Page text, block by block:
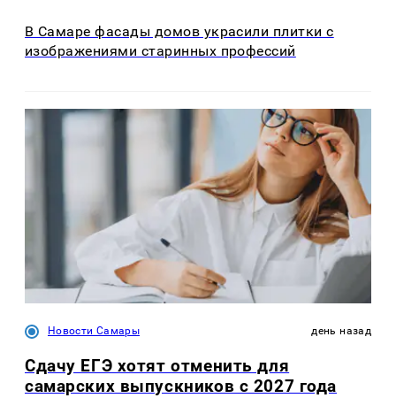
В Самаре фасады домов украсили плитки с
изображениями старинных профессий
Новости Самары день назад
Сдачу ЕГЭ хотят отменить для
самарских выпускников с 2027 года